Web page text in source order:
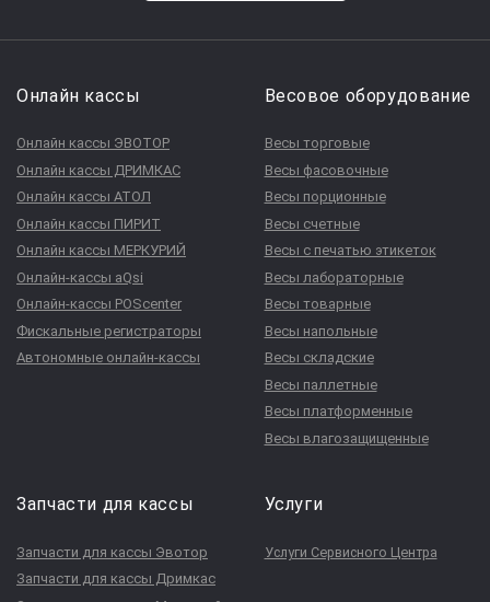
Онлайн кассы
Онлайн кассы ЭВОТОР
Онлайн кассы ДРИМКАС
Онлайн кассы АТОЛ
Онлайн кассы ПИРИТ
Онлайн кассы МЕРКУРИЙ
Онлайн-кассы aQsi
Онлайн-кассы POScenter
Фискальные регистраторы
Автономные онлайн-кассы
Весовое оборудование
Весы торговые
Весы фасовочные
Весы порционные
Весы счетные
Весы с печатью этикеток
Весы лабораторные
Весы товарные
Весы напольные
Весы складские
Весы паллетные
Весы платформенные
Весы влагозащищенные
Запчасти для кассы
Запчасти для кассы Эвотор
Запчасти для кассы Дримкас
Услуги
Услуги Сервисного Центра